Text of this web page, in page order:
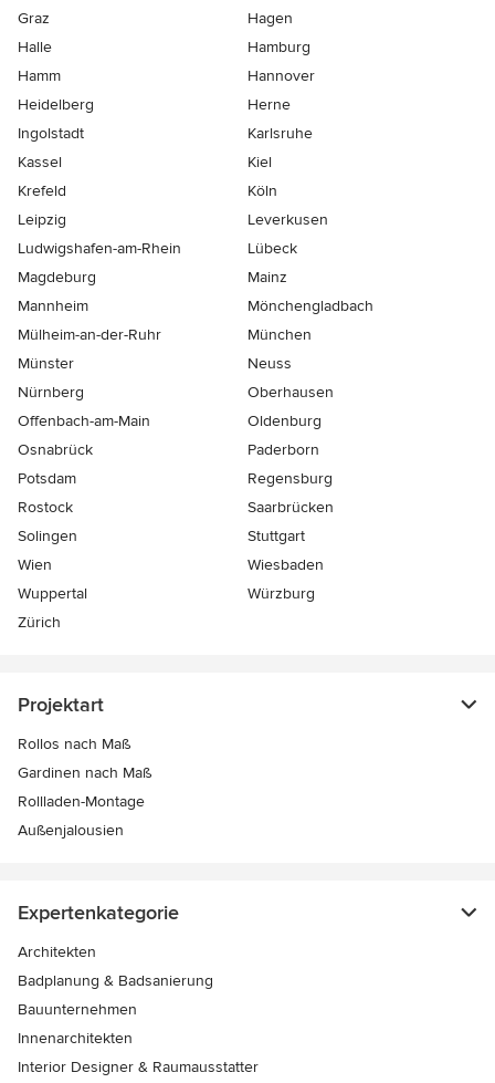
Graz
Hagen
Halle
Hamburg
Hamm
Hannover
Heidelberg
Herne
Ingolstadt
Karlsruhe
Kassel
Kiel
Krefeld
Köln
Leipzig
Leverkusen
Ludwigshafen-am-Rhein
Lübeck
Magdeburg
Mainz
Mannheim
Mönchen­gladbach
Mülheim-an-der-Ruhr
München
Münster
Neuss
Nürnberg
Oberhausen
Offenbach-am-Main
Oldenburg
Osnabrück
Paderborn
Potsdam
Regensburg
Rostock
Saarbrücken
Solingen
Stuttgart
Wien
Wiesbaden
Wuppertal
Würzburg
Zürich
Projektart
Rollos nach Maß
Gardinen nach Maß
Rollladen-Montage
Außenjalousien
Expertenkategorie
Architekten
Badplanung & Badsanierung
Bauunternehmen
Innenarchitekten
Interior Designer & Raumausstatter